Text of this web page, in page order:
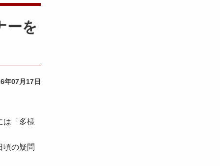
ーを
年07月17日
は「多様
頃の疑問